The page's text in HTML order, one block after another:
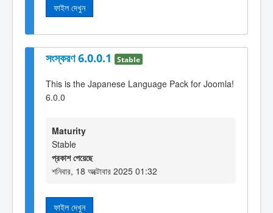
ফাইল দেখুন
সংস্করণ 6.0.0.1 Stable
This is the Japanese Language Pack for Joomla!
6.0.0
Maturity
Stable
প্রকাশ পেয়েছে
শনিবার, 18 অক্টোবার 2025 01:32
ফাইল দেখুন